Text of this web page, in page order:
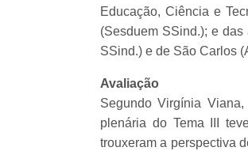
Educação, Ciência e
(Sesduem SSind.); e
SSind.) e de São Carlos
Avaliação
Segundo Virgínia
plenária do Tema III
trouxeram a perspectiva